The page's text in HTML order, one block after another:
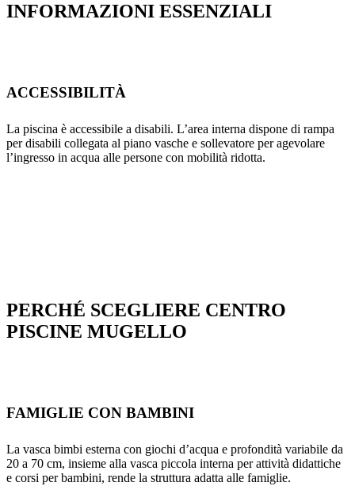
INFORMAZIONI ESSENZIALI
ACCESSIBILITÀ
La piscina è accessibile a disabili. L’area interna dispone di rampa
per disabili collegata al piano vasche e sollevatore per agevolare
l’ingresso in acqua alle persone con mobilità ridotta.
PERCHÉ SCEGLIERE CENTRO
PISCINE MUGELLO
FAMIGLIE CON BAMBINI
La vasca bimbi esterna con giochi d’acqua e profondità variabile da
20 a 70 cm, insieme alla vasca piccola interna per attività didattiche
e corsi per bambini, rende la struttura adatta alle famiglie.